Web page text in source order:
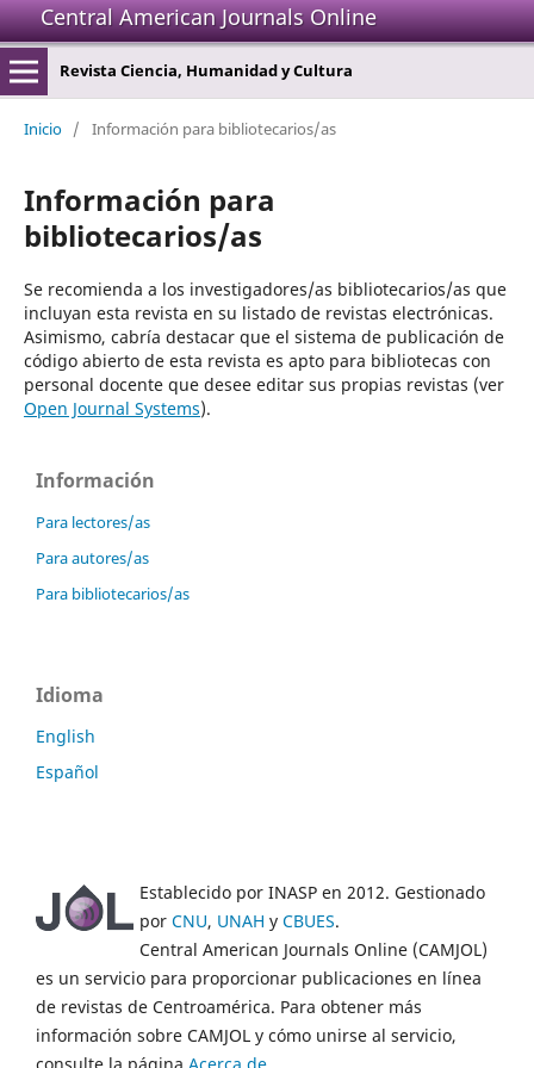
Central American Journals Online
Revista Ciencia, Humanidad y Cultura
Inicio / Información para bibliotecarios/as
Información para
bibliotecarios/as
Se recomienda a los investigadores/as bibliotecarios/as que
incluyan esta revista en su listado de revistas electrónicas.
Asimismo, cabría destacar que el sistema de publicación de
código abierto de esta revista es apto para bibliotecas con
personal docente que desee editar sus propias revistas (ver
Open Journal Systems).
Información
Para lectores/as
Para autores/as
Para bibliotecarios/as
Idioma
English
Español
Establecido por INASP en 2012. Gestionado
por CNU, UNAH y CBUES.
Central American Journals Online (CAMJOL)
es un servicio para proporcionar publicaciones en línea
de revistas de Centroamérica. Para obtener más
información sobre CAMJOL y cómo unirse al servicio,